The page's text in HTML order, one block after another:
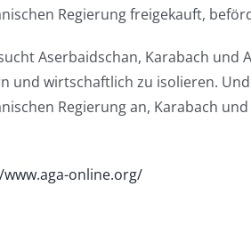
Regierung freigekauft,
Aserbaidschan, Karabach
und wirtschaftlich zu isolieren.
Regierung an, Karabach
online.org/